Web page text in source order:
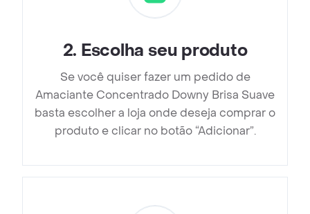
2. Escolha seu produto
Se você quiser fazer um pedido de
Amaciante Concentrado Downy Brisa Suave
basta escolher a loja onde deseja comprar o
produto e clicar no botão “Adicionar”.